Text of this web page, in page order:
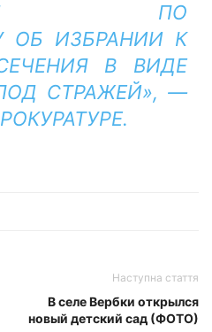
ПО
ОБ ИЗБРАНИИ К
В ВИДЕ
СТРАЖЕЙ», —
Наступна стаття
В селе Вербки открылся
новый детский сад (ФОТО)